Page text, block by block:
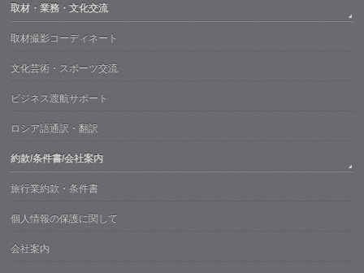
取材・業務・文化交流
取材撮影コーディネート
文化芸術・スポーツ交流
ビジネス渡航サポート
ロシア語通訳・翻訳
約款/条件書/会社案内
旅行業約款・条件書
個人情報の保護に関して
会社案内